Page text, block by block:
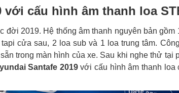
cấu hình âm thanh loa
đời 2019. Hệ thống âm thanh nguyên bản gồm
cửa sau, 2 loa sub và 1 loa trung tâm.
trong màn hình của xe. Sau khi nghe thử tại
Santafe 2019với cấu hình âm thanh loa